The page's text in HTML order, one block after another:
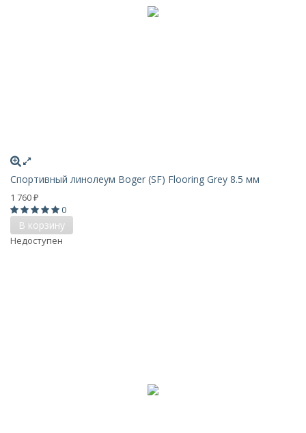
Спортивный линолеум Boger (SF) Flooring Grey 8.5 мм
1 760 ₽
0
В корзину
Недоступен